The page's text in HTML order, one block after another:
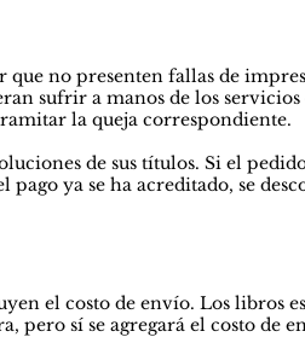
que no presenten fallas de
sufrir a manos de los
la queja correspondiente.
de sus títulos. Si el
ya se ha acreditado, se
el costo de envío. Los libros
pero sí se agregará el costo de